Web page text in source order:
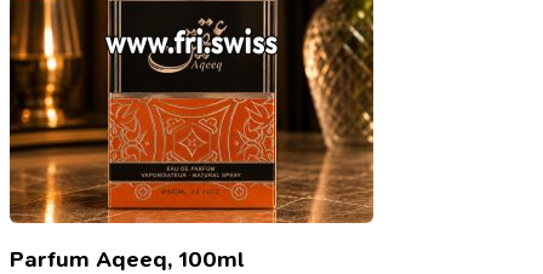
Parfum Aqeeq, 100ml